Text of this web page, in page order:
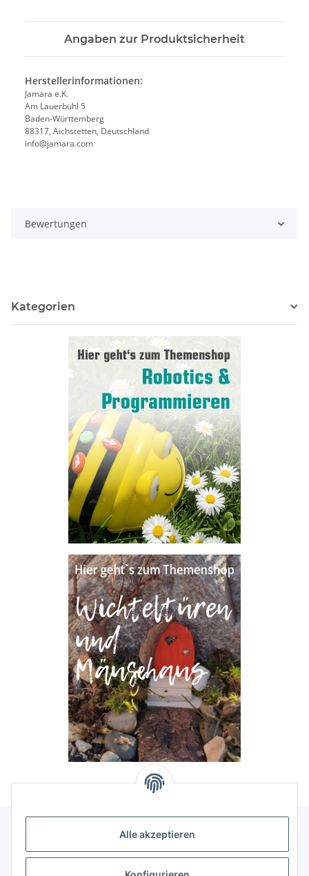
Alle akzeptieren
Angaben zur Produktsicherheit
Herstellerinformationen:
Jamara e.K.
Am Lauerbühl 5
Baden-Württemberg
88317, Aichstetten, Deutschland
info@jamara.com
Bewertungen
Kategorien
Allgemeine Informationen